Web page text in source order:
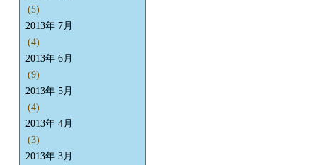
(5)
2013年 7月
(4)
2013年 6月
(9)
2013年 5月
(4)
2013年 4月
(3)
2013年 3月